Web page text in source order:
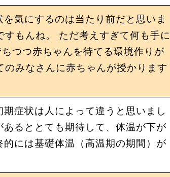
気にするのは当たり前だと思いま
もんね。 ただ考えすぎて何も手に
つつ赤ちゃんを待てる環境作りが
みなさんに赤ちゃんが授かります
症状は人によって違うと思いまし
るととても期待して、体温が下が
には基礎体温（高温期の期間）が